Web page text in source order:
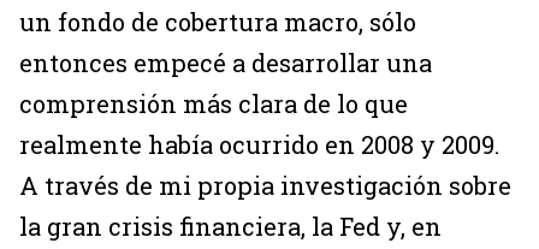
un fondo de cobertura macro, sólo
entonces empecé a desarrollar una
comprensión más clara de lo que
realmente había ocurrido en 2008 y 2009.
A través de mi propia investigación sobre
la gran crisis financiera, la Fed y, en